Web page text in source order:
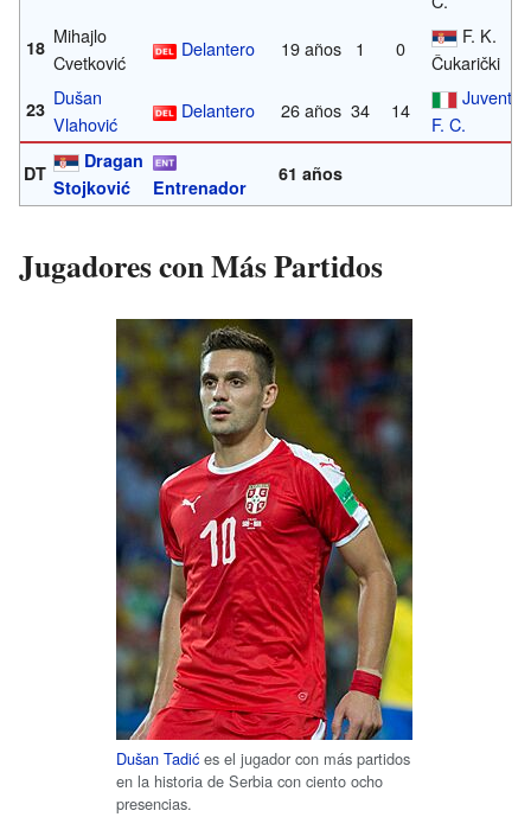
18 Mihajlo
Cvetković
Delantero 19 años 1 0
F. K.
Čukarički
23 Dušan
Vlahović
Delantero 26 años 34 14
Juventus
F. C.
DT
Dragan
Stojković
Entrenador
61 años
Jugadores con Más Partidos
Dušan Tadić es el jugador con más partidos
en la historia de Serbia con ciento ocho
presencias.